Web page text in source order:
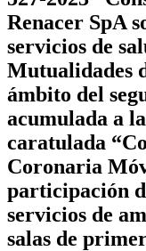
Renacer SpA
servicios de
Mutualidades
ámbito del
acumulada a
caratulada
Coronaria
participación
servicios de
salas de